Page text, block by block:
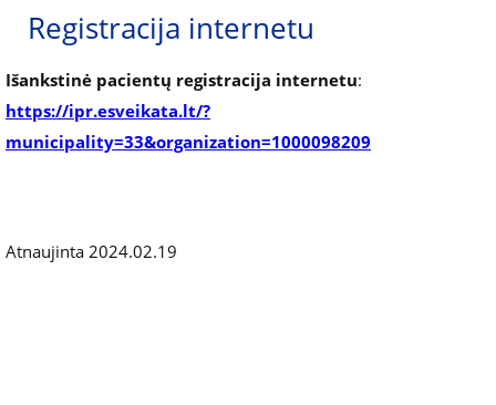
Registracija internetu
Išankstinė pacientų registracija internetu:
https://ipr.esveikata.lt/?
municipality=33&organization=1000098209
Atnaujinta 2024.02.19